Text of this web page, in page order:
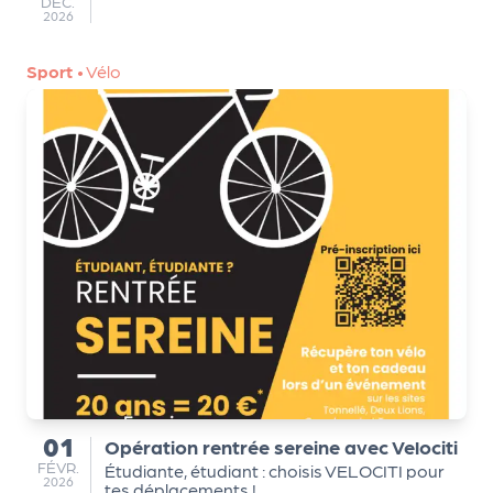
2026
Sport •Vélo
du
01
FÉVRIER
FÉVR.
2026
Opération rentrée sereine avec Velociti
Étudiante, étudiant : choisis VELOCITI pour
t
e
n
a
ir
e
s